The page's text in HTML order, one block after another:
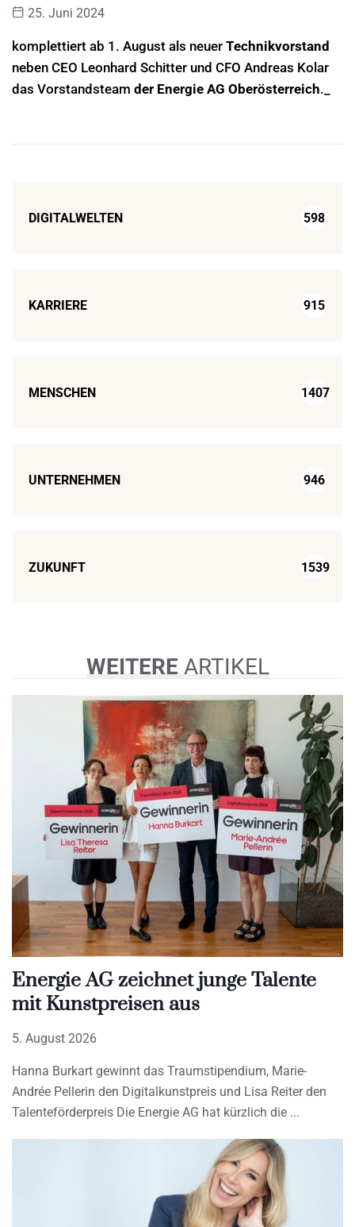
25. Juni 2024
komplettiert ab 1. August als neuer Technikvorstand
neben CEO Leonhard Schitter und CFO Andreas Kolar
das Vorstandsteam der Energie AG Oberösterreich._
DIGITALWELTEN 598
KARRIERE 915
MENSCHEN 1407
UNTERNEHMEN 946
ZUKUNFT 1539
WEITEREARTIKEL
Energie AG zeichnet junge Talente
mit Kunstpreisen aus
5. August 2026
Hanna Burkart gewinnt das Traumstipendium, Marie-
Andrée Pellerin den Digitalkunstpreis und Lisa Reiter den
Talenteförderpreis Die Energie AG hat kürzlich die